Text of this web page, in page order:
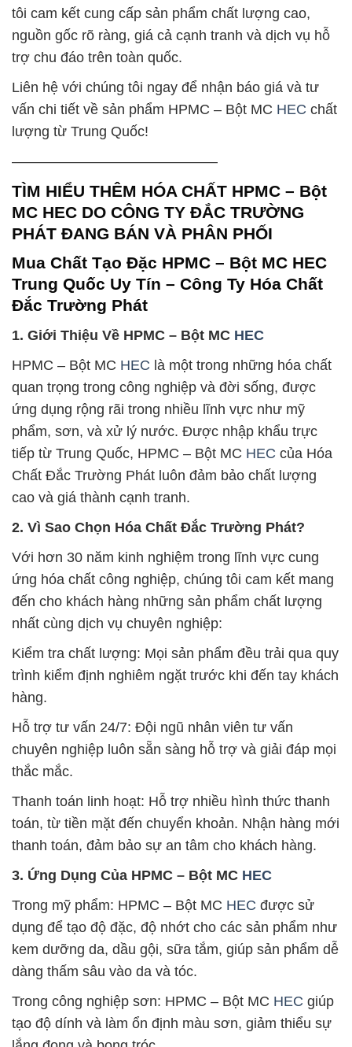
tôi cam kết cung cấp sản phẩm chất lượng cao,
nguồn gốc rõ ràng, giá cả cạnh tranh và dịch vụ hỗ
trợ chu đáo trên toàn quốc.
Liên hệ với chúng tôi ngay để nhận báo giá và tư
vấn chi tiết về sản phẩm HPMC – Bột MC HEC chất
lượng từ Trung Quốc!
——————————————–
TÌM HIỂU THÊM HÓA CHẤT HPMC – Bột
MC HEC DO CÔNG TY ĐẮC TRƯỜNG
PHÁT ĐANG BÁN VÀ PHÂN PHỐI
Mua Chất Tạo Đặc HPMC – Bột MC HEC
Trung Quốc Uy Tín – Công Ty Hóa Chất
Đắc Trường Phát
1. Giới Thiệu Về HPMC – Bột MC HEC
HPMC – Bột MC HEC là một trong những hóa chất
quan trọng trong công nghiệp và đời sống, được
ứng dụng rộng rãi trong nhiều lĩnh vực như mỹ
phẩm, sơn, và xử lý nước. Được nhập khẩu trực
tiếp từ Trung Quốc, HPMC – Bột MC HEC của Hóa
Chất Đắc Trường Phát luôn đảm bảo chất lượng
cao và giá thành cạnh tranh.
2. Vì Sao Chọn Hóa Chất Đắc Trường Phát?
Với hơn 30 năm kinh nghiệm trong lĩnh vực cung
ứng hóa chất công nghiệp, chúng tôi cam kết mang
đến cho khách hàng những sản phẩm chất lượng
nhất cùng dịch vụ chuyên nghiệp:
Kiểm tra chất lượng: Mọi sản phẩm đều trải qua quy
trình kiểm định nghiêm ngặt trước khi đến tay khách
hàng.
Hỗ trợ tư vấn 24/7: Đội ngũ nhân viên tư vấn
chuyên nghiệp luôn sẵn sàng hỗ trợ và giải đáp mọi
thắc mắc.
Thanh toán linh hoạt: Hỗ trợ nhiều hình thức thanh
toán, từ tiền mặt đến chuyển khoản. Nhận hàng mới
thanh toán, đảm bảo sự an tâm cho khách hàng.
3. Ứng Dụng Của HPMC – Bột MC HEC
Trong mỹ phẩm: HPMC – Bột MC HEC được sử
dụng để tạo độ đặc, độ nhớt cho các sản phẩm như
kem dưỡng da, dầu gội, sữa tắm, giúp sản phẩm dễ
dàng thấm sâu vào da và tóc.
Trong công nghiệp sơn: HPMC – Bột MC HEC giúp
tạo độ dính và làm ổn định màu sơn, giảm thiểu sự